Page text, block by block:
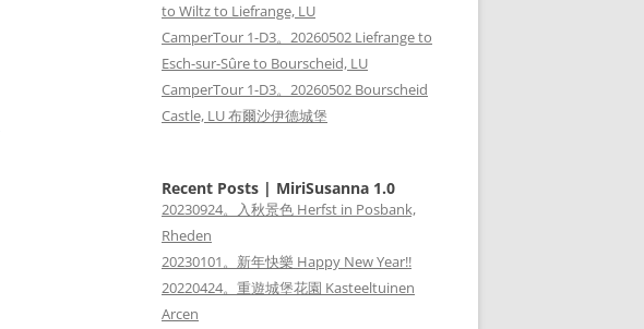
to Wiltz to Liefrange, LU
CamperTour 1-D3。20260502 Liefrange to
Esch-sur-Sûre to Bourscheid, LU
CamperTour 1-D3。20260502 Bourscheid
Castle, LU 布爾沙伊德城堡
Recent Posts | MiriSusanna 1.0
20230924。入秋景色 Herfst in Posbank,
Rheden
20230101。新年快樂 Happy New Year!!
20220424。重遊城堡花園 Kasteeltuinen
Arcen